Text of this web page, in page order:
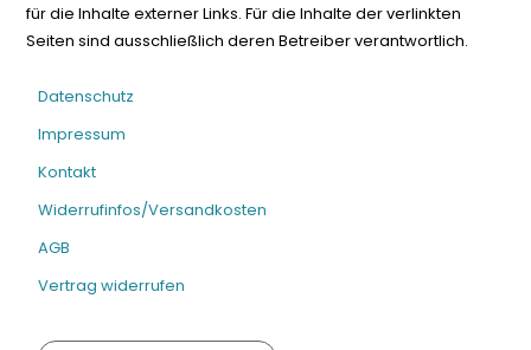
für die Inhalte externer Links. Für die Inhalte der verlinkten
Seiten sind ausschließlich deren Betreiber verantwortlich.
Datenschutz
Impressum
Kontakt
Widerrufinfos/Versandkosten
AGB
Vertrag widerrufen